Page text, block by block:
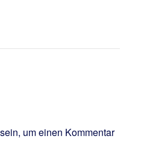
um einen Kommentar